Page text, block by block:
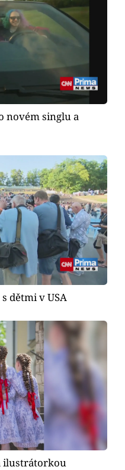
Vary
novém singlu a
dětmi v USA
ilustrátorkou